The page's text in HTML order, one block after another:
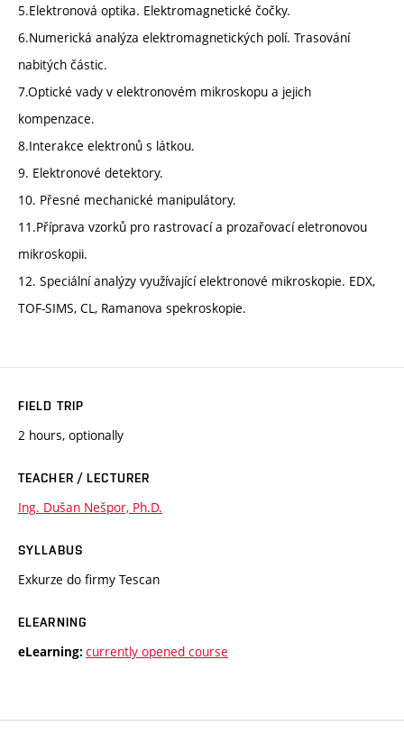
5.Elektronová optika. Elektromagnetické čočky.
6.Numerická analýza elektromagnetických polí. Trasování
nabitých částic.
7.Optické vady v elektronovém mikroskopu a jejich
kompenzace.
8.Interakce elektronů s látkou.
9. Elektronové detektory.
10. Přesné mechanické manipulátory.
11.Příprava vzorků pro rastrovací a prozařovací eletronovou
mikroskopii.
12. Speciální analýzy využívající elektronové mikroskopie. EDX,
TOF-SIMS, CL, Ramanova spekroskopie.
FIELD TRIP
2 hours, optionally
TEACHER / LECTURER
Ing. Dušan Nešpor, Ph.D.
SYLLABUS
Exkurze do firmy Tescan
ELEARNING
eLearning: currently opened course